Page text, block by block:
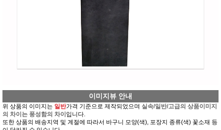
이미지뷰 안내
위 상품의 이미지는 일반가격 기준으로 제작되었으며 실속/일반/고급의 상품이미지
의 차이는 풍성함의 차이 입니다.
또한 상품의 배송지역 및 계절에 따라서 바구니 모양(색), 포장지 종류(색) 꽃소재 등